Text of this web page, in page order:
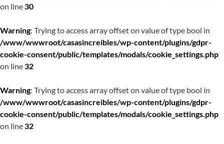
on line30
Warning: Trying to access array offset on value of type bool in
/www/wwwroot/casasincreibles/wp-content/plugins/gdpr-
cookie-consent/public/templates/modals/cookie_settings.php
on line32
Warning: Trying to access array offset on value of type bool in
/www/wwwroot/casasincreibles/wp-content/plugins/gdpr-
cookie-consent/public/templates/modals/cookie_settings.php
on line32